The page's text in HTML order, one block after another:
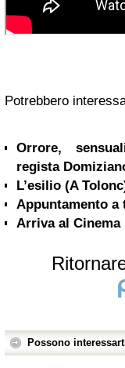
Potrebbero
Orrore,
regista
L’esilio (A
Appuntamento a
Arriva al Cinema
Possono